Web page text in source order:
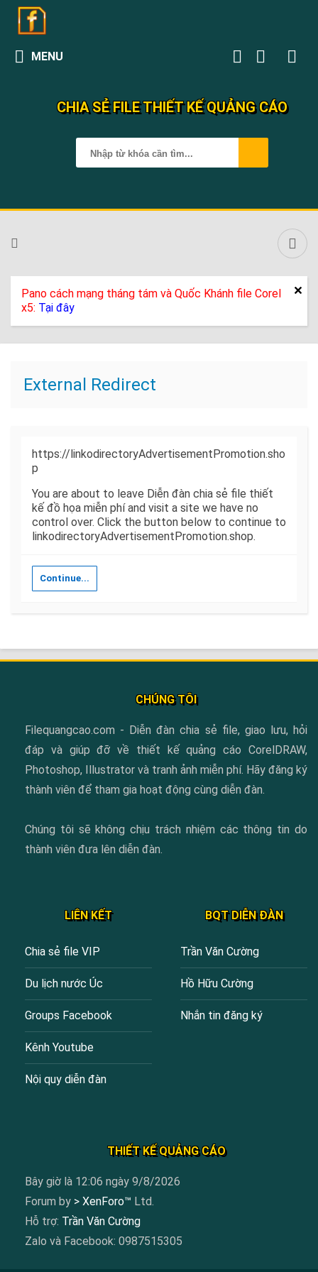
MENU
CHIA SẺ FILE THIẾT KẾ QUẢNG CÁO
Pano cách mạng tháng tám và Quốc Khánh file Corel
x5: Tại đây
External Redirect
https://linkodirectoryAdvertisementPromotion.sho
p
You are about to leave Diễn đàn chia sẻ file thiết
kế đồ họa miễn phí and visit a site we have no
control over. Click the button below to continue to
linkodirectoryAdvertisementPromotion.shop.
Continue...
CHÚNG TÔI
Filequangcao.com - Diễn đàn chia sẻ file, giao lưu, hỏi
đáp và giúp đỡ về thiết kế quảng cáo CorelDRAW,
Photoshop, Illustrator và tranh ảnh miễn phí. Hãy đăng ký
thành viên để tham gia hoạt động cùng diễn đàn.
Chúng tôi sẽ không chịu trách nhiệm các thông tin do
thành viên đưa lên diễn đàn.
LIÊN KẾT
Chia sẻ file VIP
Du lịch nước Úc
Groups Facebook
Kênh Youtube
Nội quy diễn đàn
BQT DIỄN ĐÀN
Trần Văn Cường
Hồ Hữu Cường
Nhắn tin đăng ký
THIẾT KẾ QUẢNG CÁO
Bây giờ là 12:06 ngày 9/8/2026
Forum by > XenForo™ Ltd.
Hỗ trợ: Trần Văn Cường
Zalo và Facebook: 0987515305